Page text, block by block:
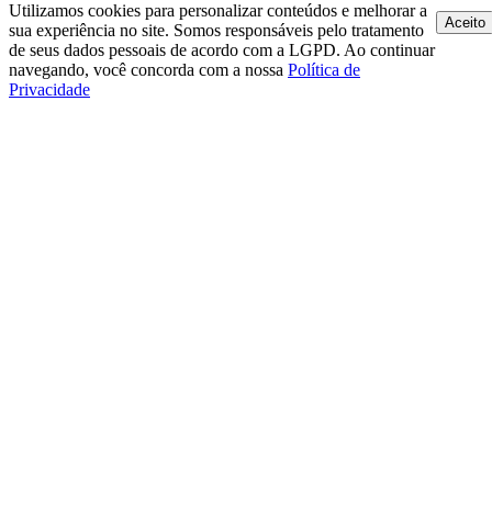
Utilizamos cookies para personalizar conteúdos e melhorar a
sua experiência no site. Somos responsáveis pelo tratamento
de seus dados pessoais de acordo com a LGPD. Ao continuar
navegando, você concorda com a nossa Política de
Privacidade
Aceito